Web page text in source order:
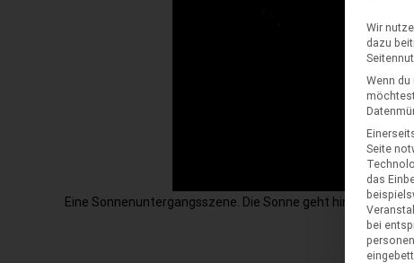
Eine Sonnenuntergangsszene. Die Sonne geht hinter
Wir
dazu
Wenn
Seite
das
bei